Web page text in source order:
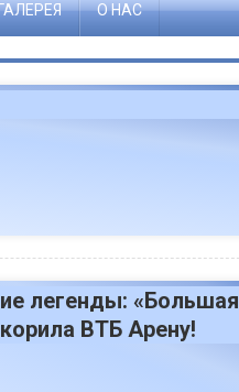
О НАС
легенды: «Большая
ВТБ Арену!